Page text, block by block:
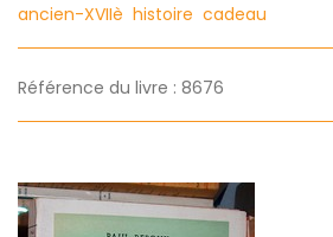
ancien-XVIIè histoire cadeau
Référence du livre : 8676